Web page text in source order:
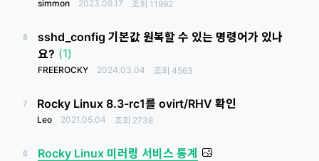
simmon 2023.09.17 조회 11992
8
sshd_config 기본값 원복할 수 있는 명령어가 있나
요? (1)
FREEROCKY 2024.03.04 조회 4563
7 Rocky Linux 8.3-rc1를 ovirt/RHV 확인
Leo 2021.05.04 조회 2738
6 Rocky Linux 미러링 서비스 통계